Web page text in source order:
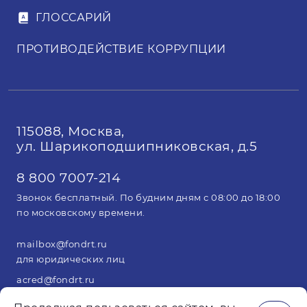
ГЛОССАРИЙ
ПРОТИВОДЕЙСТВИЕ КОРРУПЦИИ
115088, Москва,
ул. Шарикоподшипниковская, д.5
8 800 7007-214
Звонок бесплатный. По будним дням с 08:00 до 18:00
по московскому времени.
mailbox@fondrt.ru
для юридических лиц
acred@fondrt.ru